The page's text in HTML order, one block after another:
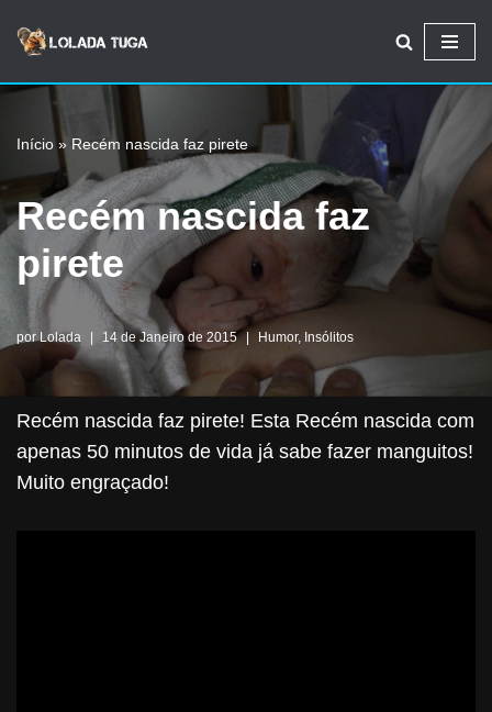
Avançar
para
conteúdo
Início » Recém nascida faz pirete
Recém nascida faz
pirete
porLolada 14 de Janeiro de 2015 Humor, Insólitos
Recém nascida faz pirete! Esta Recém nascida com
apenas 50 minutos de vida já sabe fazer manguitos!
Muito engraçado!